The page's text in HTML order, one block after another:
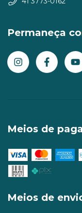
Permaneça
Meios de
Meios de